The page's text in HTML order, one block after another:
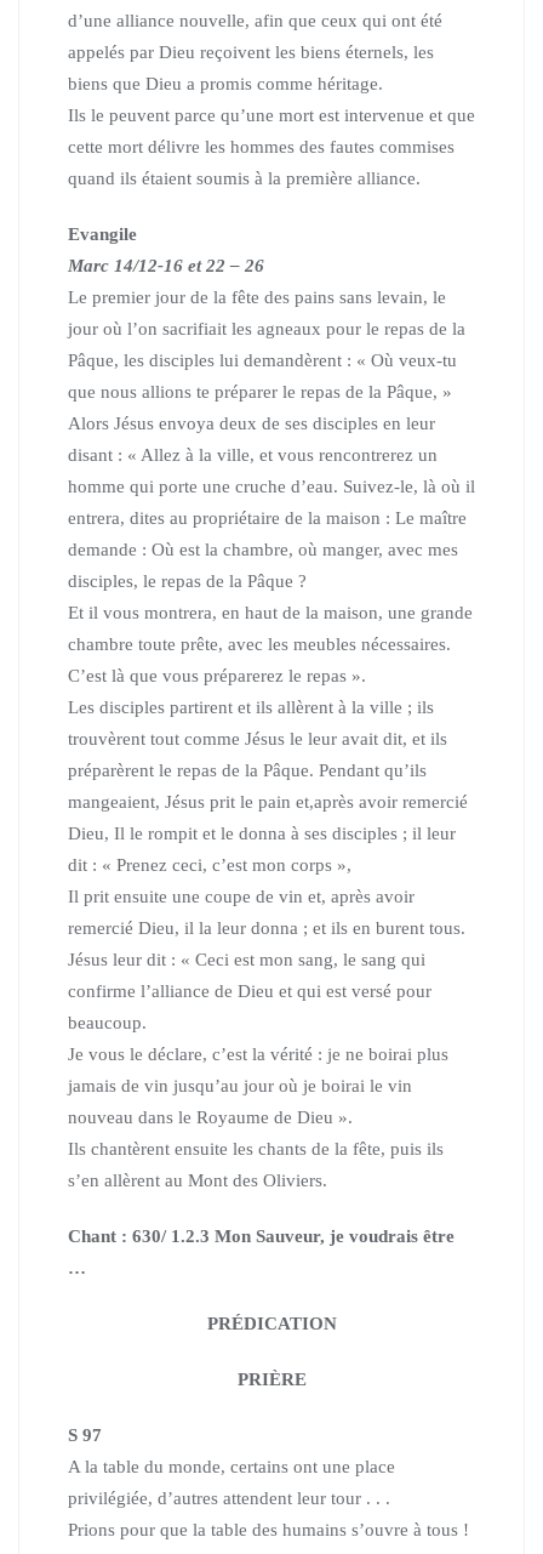
d’une alliance nouvelle, afin que ceux qui ont été
appelés par Dieu reçoivent les biens éternels, les
biens que Dieu a promis comme héritage.
Ils le peuvent parce qu’une mort est intervenue et que
cette mort délivre les hommes des fautes commises
quand ils étaient soumis à la première alliance.
Evangile
Marc 14/12-16 et 22 – 26
Le premier jour de la fête des pains sans levain, le
jour où l’on sacrifiait les agneaux pour le repas de la
Pâque, les disciples lui demandèrent : « Où veux-tu
que nous allions te préparer le repas de la Pâque, »
Alors Jésus envoya deux de ses disciples en leur
disant : « Allez à la ville, et vous rencontrerez un
homme qui porte une cruche d’eau. Suivez-le, là où il
entrera, dites au propriétaire de la maison : Le maître
demande : Où est la chambre, où manger, avec mes
disciples, le repas de la Pâque ?
Et il vous montrera, en haut de la maison, une grande
chambre toute prête, avec les meubles nécessaires.
C’est là que vous préparerez le repas ».
Les disciples partirent et ils allèrent à la ville ; ils
trouvèrent tout comme Jésus le leur avait dit, et ils
préparèrent le repas de la Pâque. Pendant qu’ils
mangeaient, Jésus prit le pain et,après avoir remercié
Dieu, Il le rompit et le donna à ses disciples ; il leur
dit : « Prenez ceci, c’est mon corps »,
Il prit ensuite une coupe de vin et, après avoir
remercié Dieu, il la leur donna ; et ils en burent tous.
Jésus leur dit : « Ceci est mon sang, le sang qui
confirme l’alliance de Dieu et qui est versé pour
beaucoup.
Je vous le déclare, c’est la vérité : je ne boirai plus
jamais de vin jusqu’au jour où je boirai le vin
nouveau dans le Royaume de Dieu ».
Ils chantèrent ensuite les chants de la fête, puis ils
s’en allèrent au Mont des Oliviers.
Chant : 630/ 1.2.3 Mon Sauveur, je voudrais être
…
PRÉDICATION
PRIÈRE
S 97
A la table du monde, certains ont une place
privilégiée, d’autres attendent leur tour . . .
Prions pour que la table des humains s’ouvre à tous !